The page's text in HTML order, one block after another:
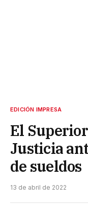
EDICIÓN IMPRESA
El
Justicia
de sueldos
13 de abril de 2022